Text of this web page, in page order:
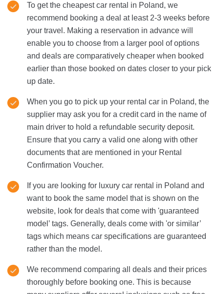
To get the cheapest car rental in Poland, we
recommend booking a deal at least 2-3 weeks before
your travel. Making a reservation in advance will
enable you to choose from a larger pool of options
and deals are comparatively cheaper when booked
earlier than those booked on dates closer to your pick
up date.
When you go to pick up your rental car in Poland, the
supplier may ask you for a credit card in the name of
main driver to hold a refundable security deposit.
Ensure that you carry a valid one along with other
documents that are mentioned in your Rental
Confirmation Voucher.
If you are looking for luxury car rental in Poland and
want to book the same model that is shown on the
website, look for deals that come with 'guaranteed
model’ tags. Generally, deals come with 'or similar’
tags which means car specifications are guaranteed
rather than the model.
We recommend comparing all deals and their prices
thoroughly before booking one. This is because